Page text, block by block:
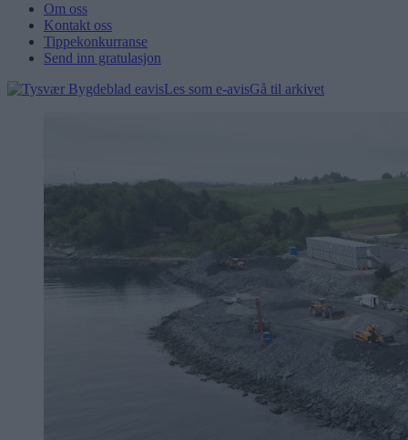
Om oss
Kontakt oss
Tippekonkurranse
Send inn gratulasjon
Les som e-avisGå til arkivet